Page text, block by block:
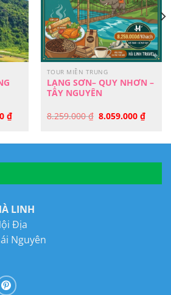
₫Giá
hiện
2.890.000 ₫.
TOUR MIỀN TRUNG
LẠNG SƠN– QUY NHƠN –
TÂY NGUYÊN
8.259.000₫ Giá
gốc
8.059.000 ₫Giá
hiện
LINH
Địa
Nguyên